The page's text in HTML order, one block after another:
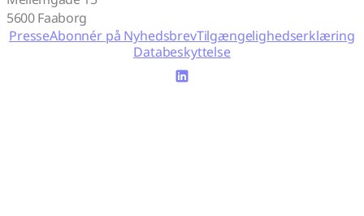
5600 Faaborg
PresseAbonnér på NyhedsbrevTilgængelighedserklæring
Databeskyttelse